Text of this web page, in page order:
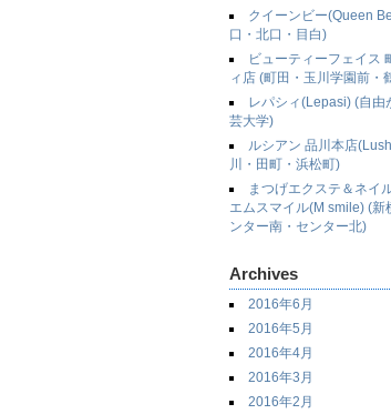
クイーンビー(Queen
口・北口・目白)
ビューティーフェイス
ィ店 (町田・玉川学園前・
レパシィ(Lepasi) (自由
芸大学)
ルシアン 品川本店
川・田町・浜松町)
まつげエクステ＆ネイ
エムスマイル(M smile) (新
ンター南・センター北)
Archives
2016年6月
2016年5月
2016年4月
2016年3月
2016年2月